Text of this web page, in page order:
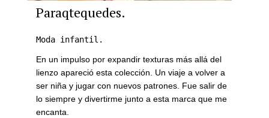
Paraqtequedes.
Moda infantil.
En un impulso por expandir texturas más allá del
lienzo apareció esta colección. Un viaje a volver a
ser niña y jugar con nuevos patrones. Fue salir de
lo siempre y divertirme junto a esta marca que me
encanta.